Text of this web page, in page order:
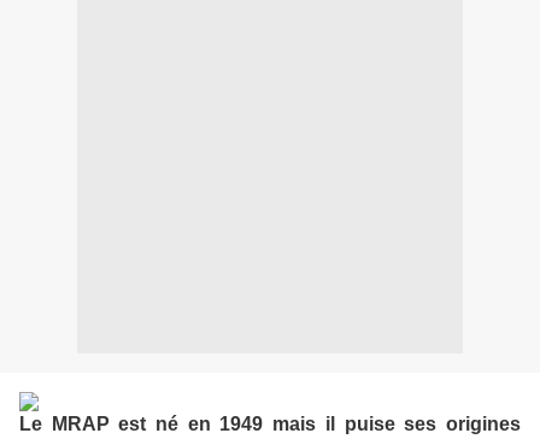
Le MRAP est né en 1949 mais il puise ses origines